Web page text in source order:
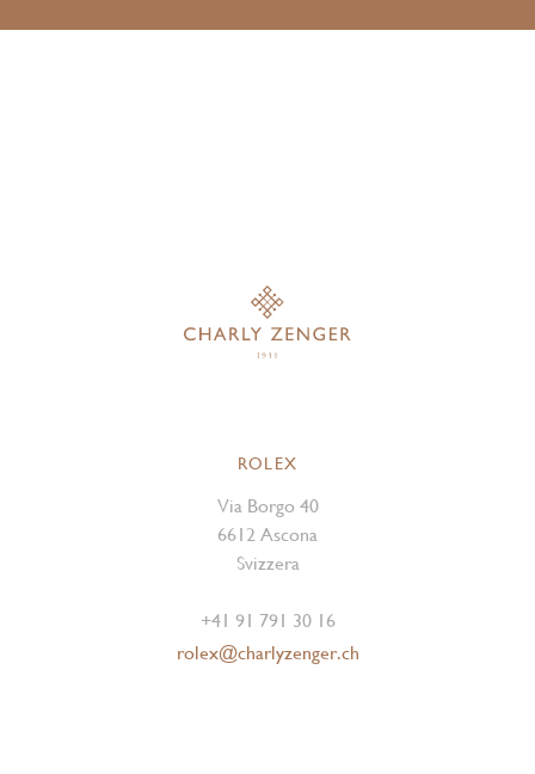
ROLEX
Via Borgo 40
6612 Ascona
Svizzera
+41 91 791 30 16
rolex@charlyzenger.ch